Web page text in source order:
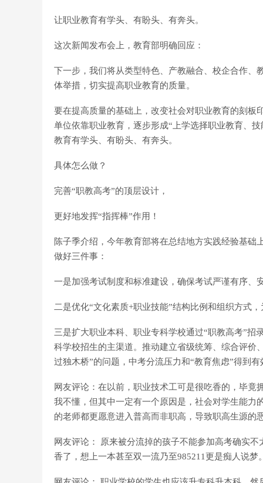
让职业教育有学头、有盼头、有奔头。
这次新闻发布会上，教育部明确回应：
下一步，我们将从类型特色、产教融合、校企合作、
体举措，切实提高职业教育的质量。
要在提高质量的基础上，改变社会对职业教育的刻板
单位依靠职业教育，逐步形成“上学选择职业教育、
教育有学头、有盼头、有奔头。
具体怎么做？
完善“职教高考”的顶层设计，
更好地发挥“指挥棒”作用！
陈子季介绍，今年教育部将在总结地方实践经验基础
做好三件事：
一是加强考试制度和标准建设，确保考试严谨有序、
二是优化“文化素质+职业技能”结构比例和组织方式
三是扩大职业本科、职业专科学校通过“职教高考”招
科学校招生的主渠道。推动建立省级统筹、综合评价
过独木桥”的问题，中考分流压力和“教育焦虑”得到
网友评论：在以前，职业技术工可是很吃香的，毕
我不懂，但其中一定有一个原因是，社会对学生能力
的老师都更愿意进入普高而非职高，导致职高生源
网友评论： 原来被分流掉的孩子不能参加高考确实
香了，想上一本甚至双一流乃至985211更是痴人说梦